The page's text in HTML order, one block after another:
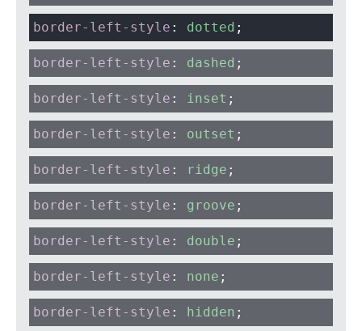
border-left-style : dotted ;
border-left-style : dashed ;
border-left-style : inset ;
border-left-style : outset ;
border-left-style : ridge ;
border-left-style : groove ;
border-left-style : double ;
border-left-style : none ;
border-left-style : hidden ;